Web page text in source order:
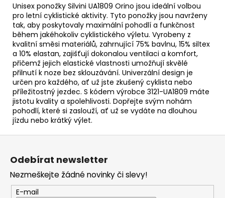
Unisex ponožky Silvini UA1809 Orino jsou ideální volbou
pro letní cyklistické aktivity. Tyto ponožky jsou navrženy
tak, aby poskytovaly maximální pohodlí a funkčnost
během jakéhokoliv cyklistického výletu. Vyrobeny z
kvalitní směsi materiálů, zahrnující 75% bavlnu, 15% siltex
a 10% elastan, zajišťují dokonalou ventilaci a komfort,
přičemž jejich elastické vlastnosti umožňují skvělé
přilnutí k noze bez sklouzávání. Univerzální design je
určen pro každého, ať už jste zkušený cyklista nebo
příležitostný jezdec. S kódem výrobce 3121-UA1809 máte
jistotu kvality a spolehlivosti. Dopřejte svým nohám
pohodlí, které si zaslouží, ať už se vydáte na dlouhou
jízdu nebo krátký výlet.
Z
Odebírat newsletter
Nezmeškejte žádné novinky či slevy!
E-mail